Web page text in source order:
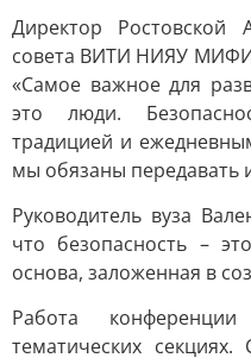
Директор Ростовской
совета ВИТИ НИЯУ МИФИ
«Самое важное для
это люди.
традицией и
мы обязаны передавать
Руководитель вуза
что безопасность –
основа, заложенная в
Работа
тематических